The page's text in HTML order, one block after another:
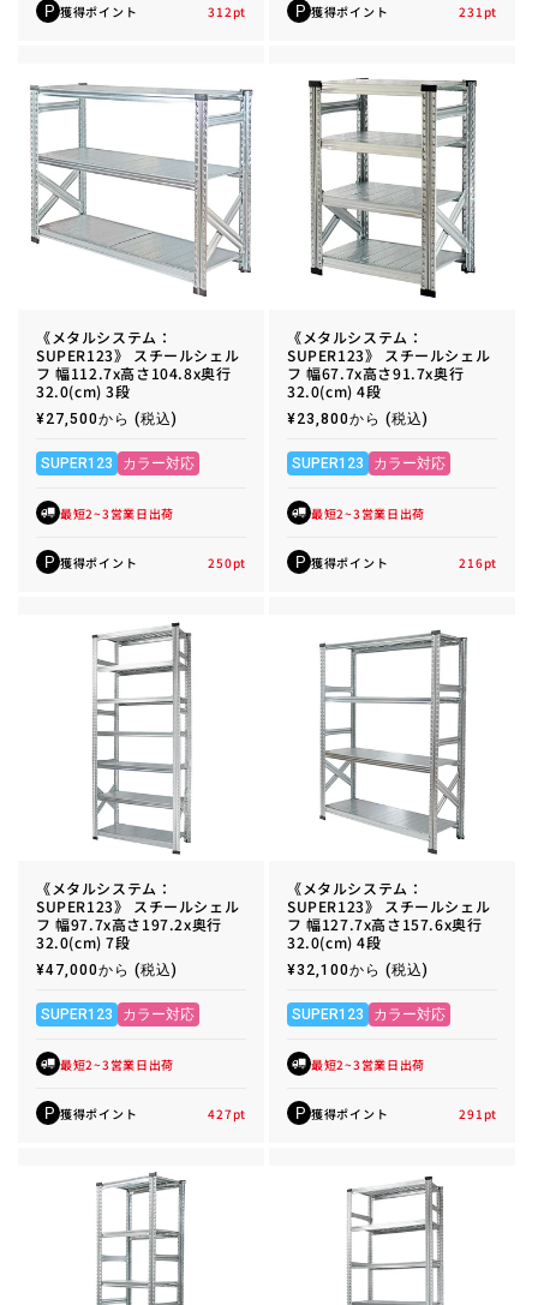
P 獲得ポイント 312pt P 獲得ポイント 231 pt
《メタルシステム：
SUPER123》 スチールシェル
フ 幅112.7x高さ104.8x奥行
32.0(cm) 3段
通
価
格
¥27,500から (税込)
SUPER123 カラー対応
最短2~3営業日出荷
P 獲得ポイント 250pt
《メタルシステム：
SUPER123》 スチールシェル
フ 幅67.7x高さ91.7x奥行
32.0(cm) 4段
通
価
格
¥23,800から (税込)
SUPER123 カラー対応
最短2~3営業日出荷
P 獲得ポイント 216pt
《メタルシステム：
SUPER123》 スチールシェル
フ 幅97.7x高さ197.2x奥行
32.0(cm) 7段
通
価
格
¥47,000から (税込)
SUPER123 カラー対応
最短2~3営業日出荷
P 獲得ポイント 427pt
《メタルシステム：
SUPER123》 スチールシェル
フ 幅127.7x高さ157.6x奥行
32.0(cm) 4段
通
価
格
¥32,100から (税込)
SUPER123 カラー対応
最短2~3営業日出荷
P 獲得ポイント 291 pt